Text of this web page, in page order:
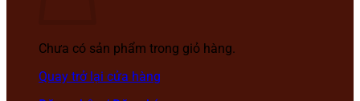
Chưa có sản phẩm trong giỏ hàng.
Quay trở lại cửa hàng